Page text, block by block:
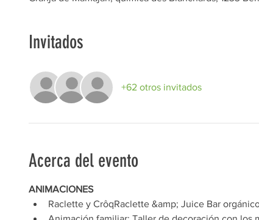
Invitados
+62 otros invitados
Acerca del evento
ANIMACIONES
Raclette y CrôqRaclette &amp; Juice Bar